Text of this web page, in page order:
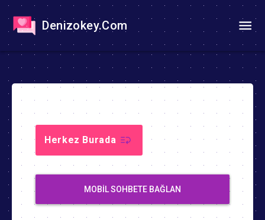
Denizokey.Com
Herkez Burada
MOBIL SOHBETE BAĞLAN